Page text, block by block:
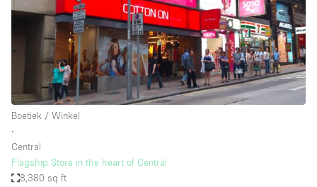
Boetiek / Winkel
∙
Central
Flagship Store in the heart of Central
8,380 sq ft